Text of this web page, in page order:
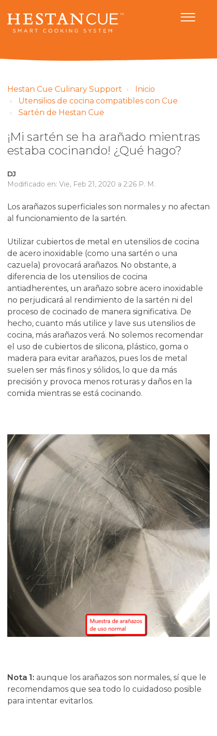
Hestan Cue Culinary Support
Inicio
Utensilios de cocina compatibles con Cue
Sartén de Hestan Cue
¡Mi sartén se ha arañado mientras
estaba cocinando! ¿Qué hago?
DJ
Modificado en: Vie, Feb 21, 2020 a 2:26 P. M.
Los arañazos superficiales son normales y no afectan
al funcionamiento de la sartén.
Utilizar cubiertos de metal en utensilios de cocina
de acero inoxidable (como una sartén o una
cazuela) provocará arañazos. No obstante, a
diferencia de los utensilios de cocina
antiadherentes, un arañazo sobre acero inoxidable
no perjudicará al rendimiento de la sartén ni del
proceso de cocinado de manera significativa. De
hecho, cuanto más utilice y lave sus utensilios de
cocina, más arañazos verá. No solemos recomendar
el uso de cubiertos de silicona, plástico, goma o
madera para evitar arañazos, pues los de metal
suelen ser más finos y sólidos, lo que da más
precisión y provoca menos roturas y daños en la
comida mientras se está cocinando.
Nota 1: aunque los arañazos son normales, sí que le
recomendamos que sea todo lo cuidadoso posible
para intentar evitarlos.